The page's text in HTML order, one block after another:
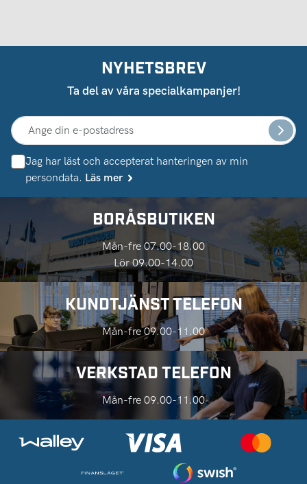
NYHETSBREV
Ta del av våra specialkampanjer!
Jag har läst och accepterat hanteringen av min
persondata. Läs mer
BORÅSBUTIKEN
Mån-fre 07.00-18.00
Lör 09.00-14.00
KUNDTJÄNST TELEFON
Mån-fre 09.00-11.00
VERKSTAD TELEFON
Mån-fre 09.00-11.00